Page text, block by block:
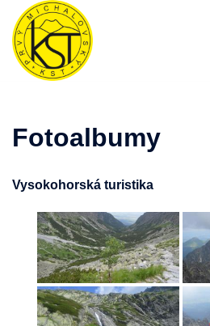
Preskočiť
obsah
Fotoalbumy
Vysokohorská turistika